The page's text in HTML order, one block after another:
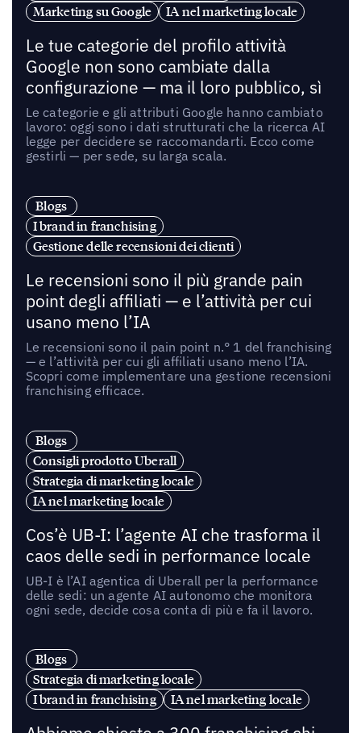
Marketing su Google IA nel marketing locale
Le tue categorie del profilo attività
Google non sono cambiate dalla
configurazione — ma il loro pubblico, sì
Le categorie e gli attributi Google hanno cambiato
lavoro: oggi sono i dati strutturati che la ricerca AI
legge per decidere se raccomandarti. Ecco come
gestirli — per sede, su larga scala.
Blogs
I brand in franchising
Gestione delle recensioni dei clienti
Le recensioni sono il più grande pain
point degli affiliati — e l’attività per cui
usano meno l’IA
Le recensioni sono il pain point n.° 1 del franchising
— e l’attività per cui gli affiliati usano meno l’IA.
Scopri come implementare una gestione recensioni
franchising efficace.
Blogs
Consigli prodotto Uberall
Strategia di marketing locale
IA nel marketing locale
Cos’è UB-I: l’agente AI che trasforma il
caos delle sedi in performance locale
UB-I è l’AI agentica di Uberall per la performance
delle sedi: un agente AI autonomo che monitora
ogni sede, decide cosa conta di più e fa il lavoro.
Blogs
Strategia di marketing locale
I brand in franchising
IA nel marketing locale